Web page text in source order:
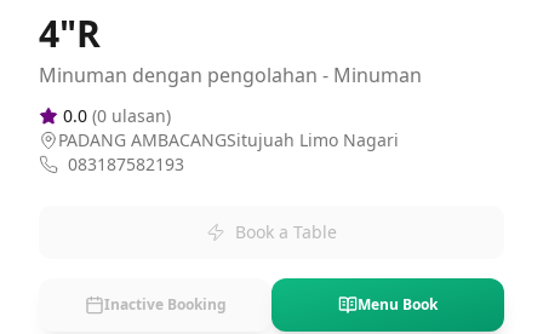
4"R
Minuman dengan pengolahan - Minuman
0.0 (0 ulasan)
PADANG AMBACANGSitujuah Limo Nagari
083187582193
Book a Table
Inactive Booking Menu Book